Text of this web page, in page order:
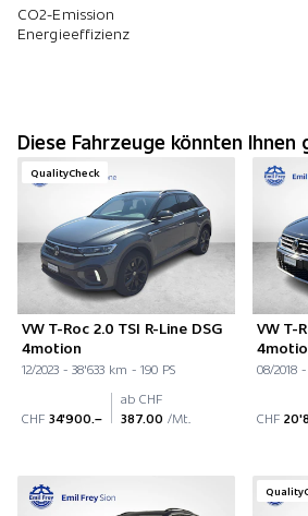
CO2-Emission
Energieeffizienz
Diese Fahrzeuge könnten Ihnen
QualityCheck
VW T-Roc 2.0 TSI R-Line DSG
4motion
12/2023 - 38'633 km - 190 PS
CHF 34'900.–
ab CHF
387.00 /Mt.
VW T-
08/2018
CHF